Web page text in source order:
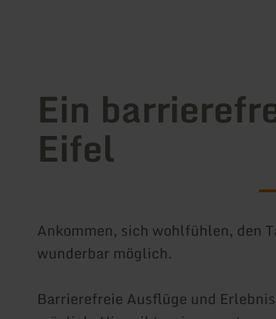
Ein
Eifel
Ankommen, sich wohlfühlen, den
wunderbar möglich.
Barrierefreie Ausflüge und